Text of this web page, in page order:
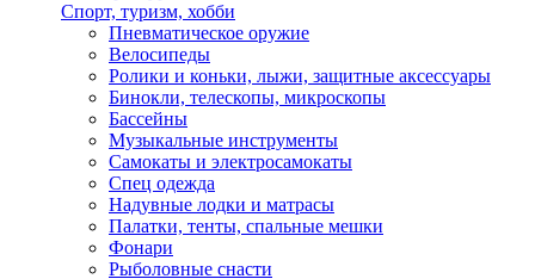
Спорт, туризм, хобби
Пневматическое оружие
Велосипеды
Ролики и коньки, лыжи, защитные аксессуары
Бинокли, телескопы, микроскопы
Бассейны
Музыкальные инструменты
Самокаты и электросамокаты
Спец одежда
Надувные лодки и матрасы
Палатки, тенты, спальные мешки
Фонари
Рыболовные снасти